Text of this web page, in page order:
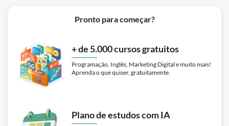
Pronto para começar?
+ de 5.000 cursos gratuitos
Programação, Inglês, Marketing Digital e muito mais!
Aprenda o que quiser, gratuitamente.
Plano de estudos com IA